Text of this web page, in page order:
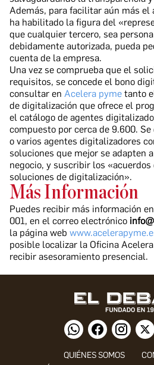
Además, para facilitar aún más el
ha habilitado la figura del
que cualquier tercero, sea
debidamente autorizada, pueda
cuenta de la empresa.
Una vez se comprueba que el
requisitos, se concede el bono
consultar en Acelera pyme tanto
de digitalización que ofrece el
el catálogo de agentes
compuesto por cerca de 9.600.
o varios agentes digitalizadores
soluciones que mejor se adapten
negocio, y suscribir los
soluciones de digitalización».
Más Información
Puedes recibir más información
001, en el correo electrónico
la página web
posible localizar la Oficina
recibir asesoramiento presencial.
QUIÉNES SOMOS